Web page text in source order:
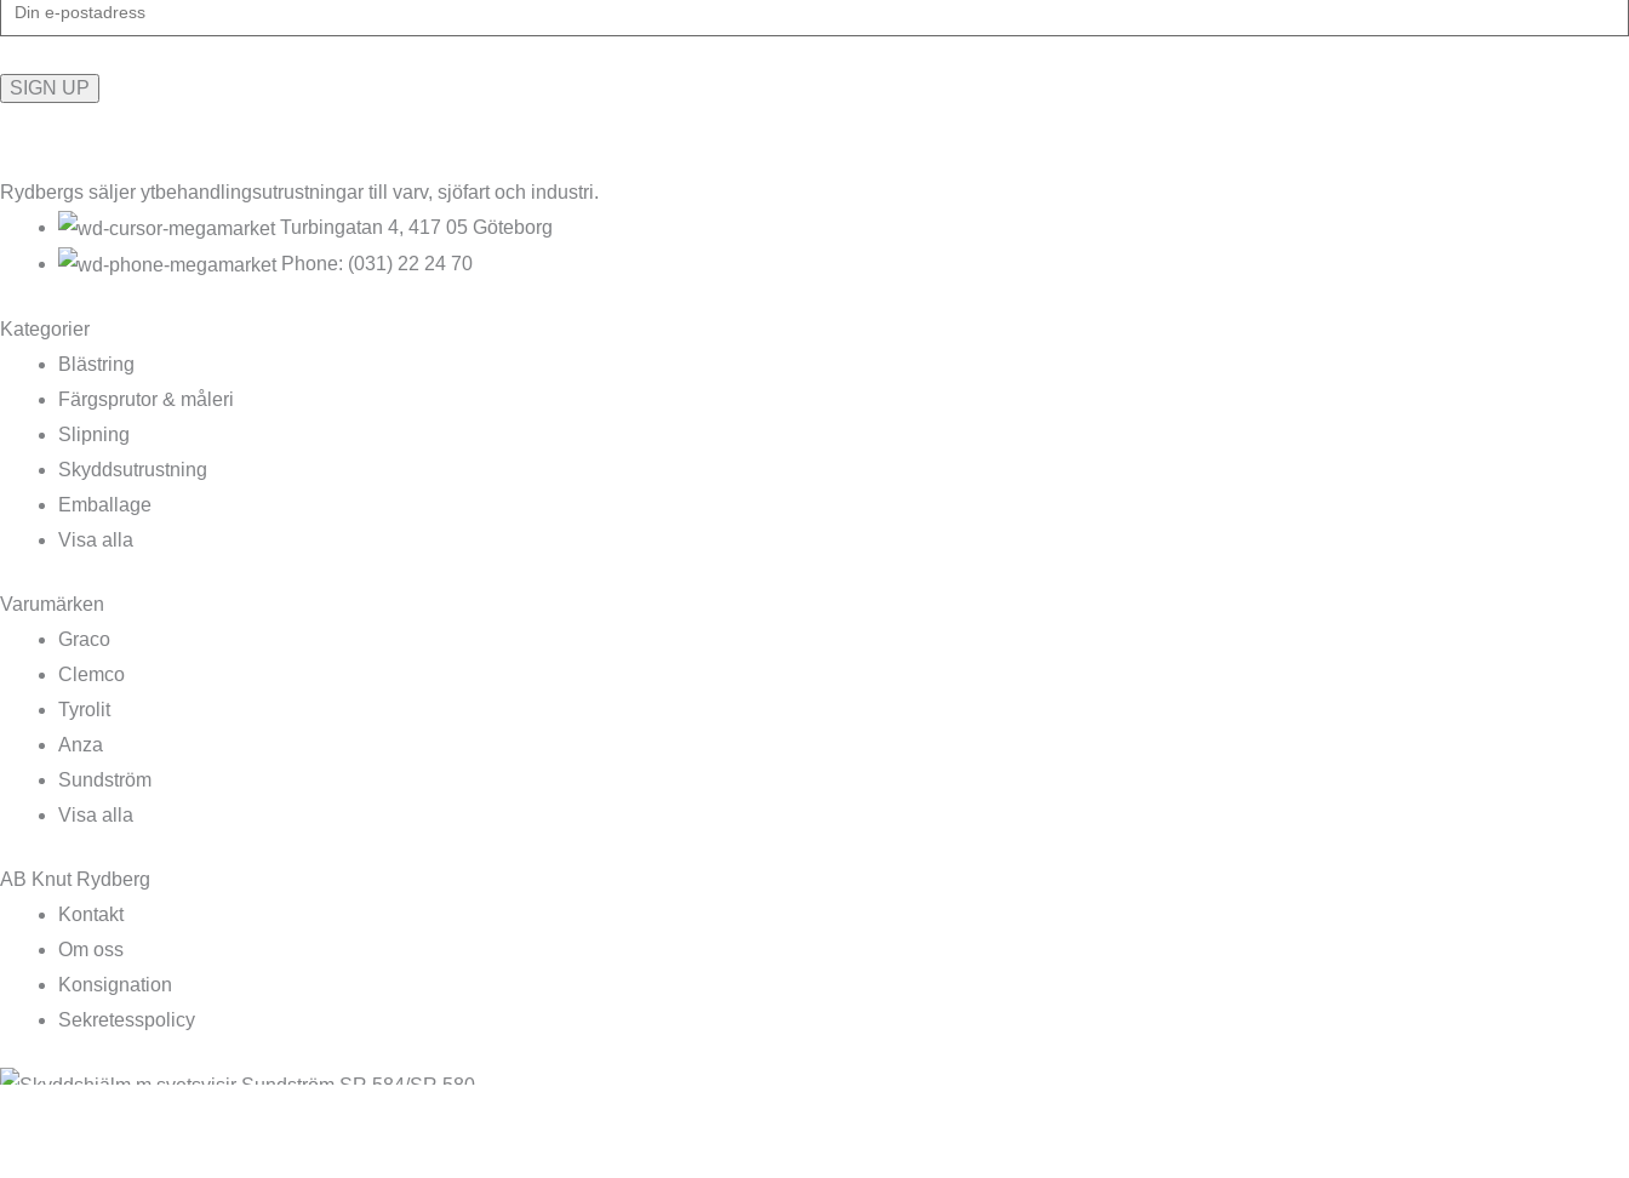
Rydbergs säljer ytbehandlingsutrustningar till varv, sjöfart och industri.
Turbingatan 4, 417 05 Göteborg
Phone: (031) 22 24 70
Kategorier
Blästring
Färgsprutor & måleri
Slipning
Skyddsutrustning
Emballage
Visa alla
Varumärken
Graco
Clemco
Tyrolit
Anza
Sundström
Visa alla
AB Knut Rydberg
Kontakt
Om oss
Konsignation
Sekretesspolicy